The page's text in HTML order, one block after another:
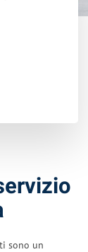
sono un